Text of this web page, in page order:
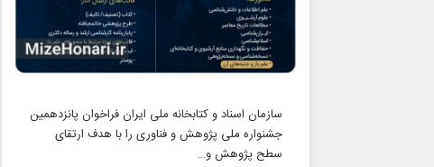
سازمان اسناد و کتابخانه ملی ایران فراخوان پانزدهمین
جشنواره ملی پژوهش و فناوری را با هدف ارتقای
سطح پژوهش و…